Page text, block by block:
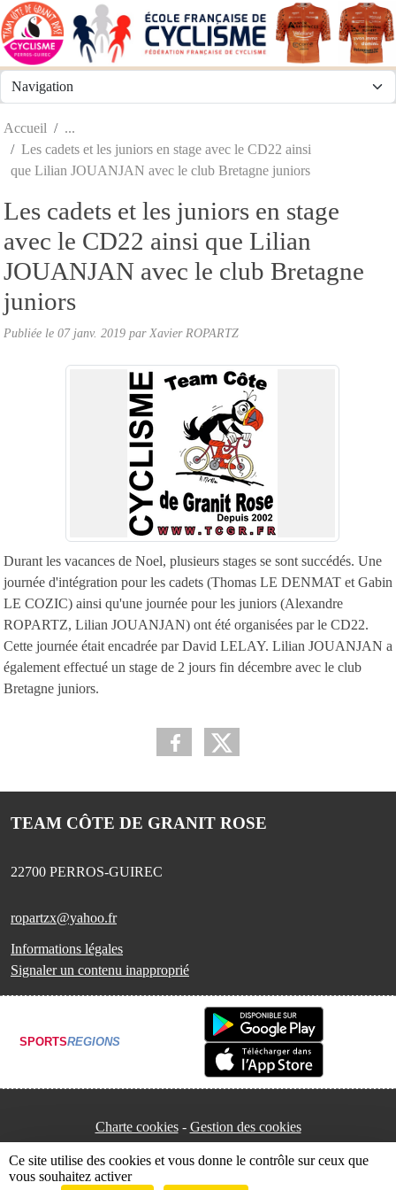
Accueil
Les cadets et les juniors en stage avec le CD22 ainsi
que Lilian JOUANJAN avec le club Bretagne juniors
Les cadets et les juniors en stage
avec le CD22 ainsi que Lilian
JOUANJAN avec le club Bretagne
juniors
Publiée le 07 janv. 2019 par Xavier ROPARTZ
Durant les vacances de Noel, plusieurs stages se sont succédés. Une
journée d'intégration pour les cadets (Thomas LE DENMAT et Gabin
LE COZIC) ainsi qu'une journée pour les juniors (Alexandre
ROPARTZ, Lilian JOUANJAN) ont été organisées par le CD22.
Cette journée était encadrée par David LELAY. Lilian JOUANJAN a
également effectué un stage de 2 jours fin décembre avec le club
Bretagne juniors.
TEAM CÔTE DE GRANIT ROSE
22700 PERROS-GUIREC
ropartzx@yahoo.fr
Informations légales
Signaler un contenu inapproprié
SPORTSREGIONS
Charte cookies Gestion des cookies
Panneau de gestion des cookies
Ce site utilise des cookies et vous donne le contrôle sur ceux que
vous souhaitez activer